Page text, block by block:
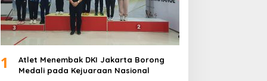
1
Atlet Menembak DKI Jakarta Borong
Medali pada Kejuaraan Nasional